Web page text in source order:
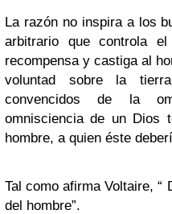
La razón no inspira a los
arbitrario que controla
recompensa y castiga al
voluntad sobre la
convencidos de la
omnisciencia de un Dios
hombre, a quien éste
Tal como afirma Voltaire, “
del hombre”.